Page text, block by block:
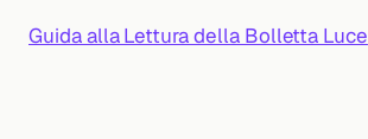
Guida alla Lettura della Bolletta Luce